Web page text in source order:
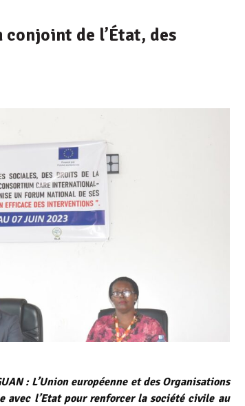
de l’État, des
: L’Union européenne et des Organisations
avec l’Etat pour renforcer la société civile au